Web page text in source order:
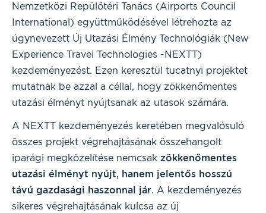
Nemzetközi Repülőtéri Tanács (Airports Council
International) együttműködésével létrehozta az
úgynevezett Új Utazási Élmény Technológiák (New
Experience Travel Technologies -NEXTT)
kezdeményezést. Ezen keresztül tucatnyi projektet
mutatnak be azzal a céllal, hogy zökkenőmentes
utazási élményt nyújtsanak az utasok számára.
A NEXTT kezdeményezés keretében megvalósuló
összes projekt végrehajtásának összehangolt
iparági megközelítése nemcsak zökkenőmentes
utazási élményt nyújt, hanem jelentős hosszú
távú gazdasági haszonnal jár. A kezdeményezés
sikeres végrehajtásának kulcsa az új